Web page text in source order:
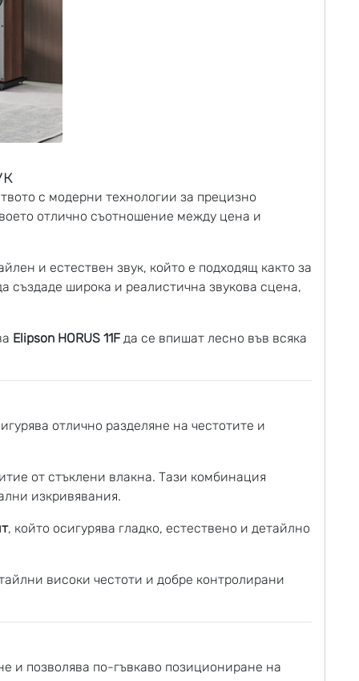
с модерни технологии за прецизно
отлично съотношение между цена и
и естествен звук, който е подходящ както за
създаде широка и реалистична звукова сцена,
Elipson HORUS 11F да се впишат лесно във всяка
отлично разделяне на честотите и
от стъклени влакна. Тази комбинация
изкривявания.
, който осигурява гладко, естествено и детайлно
високи честоти и добре контролирани
и позволява по-гъвкаво позициониране на